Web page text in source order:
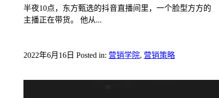
半夜10点，东方甄选的抖音直播间里，一个脸型方方的
主播正在带货。 他从...
2022年6月16日 Posted in: 营销学院, 营销策略